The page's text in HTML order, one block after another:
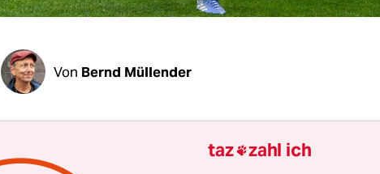
Von Bernd Müllender
In Aachen war es jahrzehntelang so: Die einen
saftigem Zynismus ab – ach, hör auf, immer die
taz zahl ich